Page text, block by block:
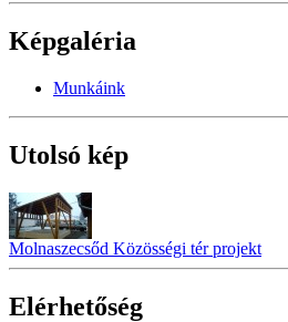
Képgaléria
Munkáink
Utolsó kép
Molnaszecsőd Közösségi tér projekt
Elérhetőség